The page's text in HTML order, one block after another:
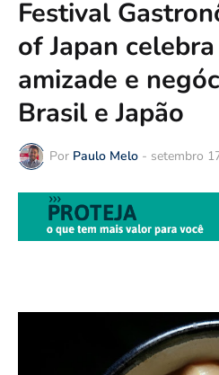
Festival
of Japan
amizade e
Brasil e Japão
Por Paulo Melo - setembro